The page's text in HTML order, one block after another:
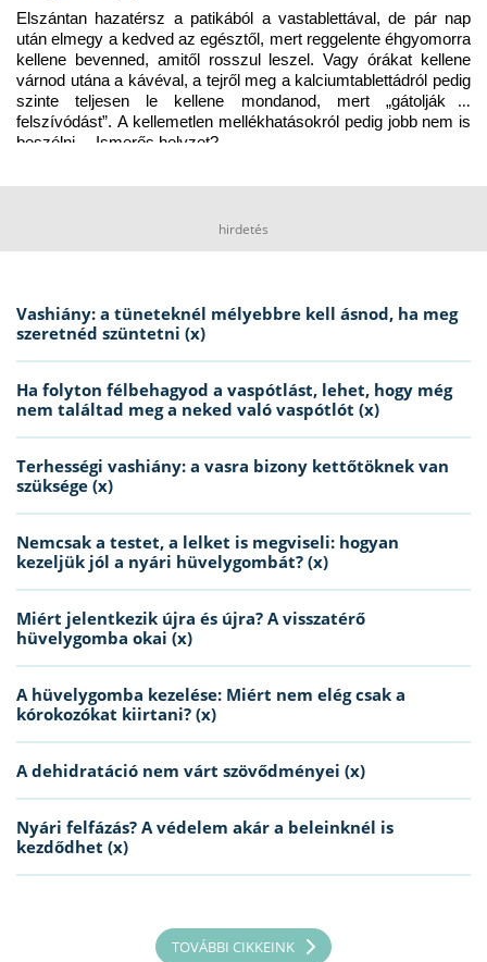
Elszántan hazatérsz a patikából a vastablettával, de pár nap
után elmegy a kedved az egésztől, mert reggelente éhgyomorra
kellene bevenned, amitől rosszul leszel. Vagy órákat kellene
várnod utána a kávéval, a tejről meg a kalciumtablettádról pedig
szinte teljesen le kellene mondanod, mert „gátolják a
felszívódást”. A kellemetlen mellékhatásokról pedig jobb nem is
beszélni… Ismerős helyzet?
hirdetés
Vashiány: a tüneteknél mélyebbre kell ásnod, ha meg
szeretnéd szüntetni (x)
Ha folyton félbehagyod a vaspótlást, lehet, hogy még
nem találtad meg a neked való vaspótlót (x)
Terhességi vashiány: a vasra bizony kettőtöknek van
szüksége (x)
Nemcsak a testet, a lelket is megviseli: hogyan
kezeljük jól a nyári hüvelygombát? (x)
Miért jelentkezik újra és újra? A visszatérő
hüvelygomba okai (x)
A hüvelygomba kezelése: Miért nem elég csak a
kórokozókat kiirtani? (x)
A dehidratáció nem várt szövődményei (x)
Nyári felfázás? A védelem akár a beleinknél is
kezdődhet (x)
TOVÁBBI CIKKEINK